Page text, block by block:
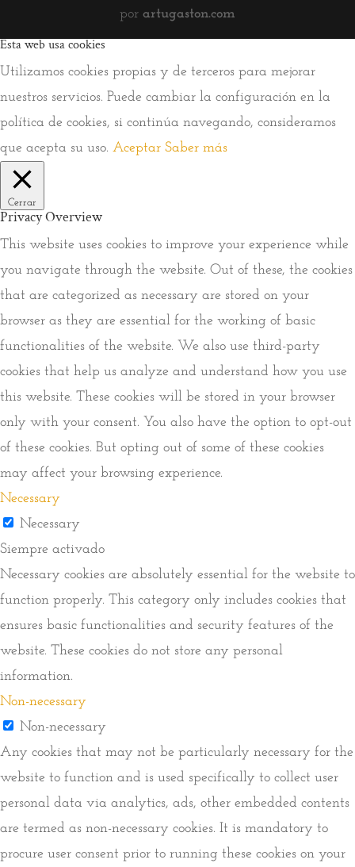
por artugaston.com
Esta web usa cookies
Utilizamos cookies propias y de terceros para mejorar
nuestros servicios. Puede cambiar la configuración en la
política de cookies, si continúa navegando, consideramos
que acepta su uso. Aceptar Saber más
Cerrar
Privacy Overview
This website uses cookies to improve your experience while
you navigate through the website. Out of these, the cookies
that are categorized as necessary are stored on your
browser as they are essential for the working of basic
functionalities of the website. We also use third-party
cookies that help us analyze and understand how you use
this website. These cookies will be stored in your browser
only with your consent. You also have the option to opt-out
of these cookies. But opting out of some of these cookies
may affect your browsing experience.
Necessary
Necessary
Siempre activado
Necessary cookies are absolutely essential for the website to
function properly. This category only includes cookies that
ensures basic functionalities and security features of the
website. These cookies do not store any personal
information.
Non-necessary
Non-necessary
Any cookies that may not be particularly necessary for the
website to function and is used specifically to collect user
personal data via analytics, ads, other embedded contents
are termed as non-necessary cookies. It is mandatory to
procure user consent prior to running these cookies on your